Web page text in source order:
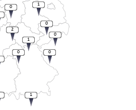
0
0
0
1
1
0
2
0
1